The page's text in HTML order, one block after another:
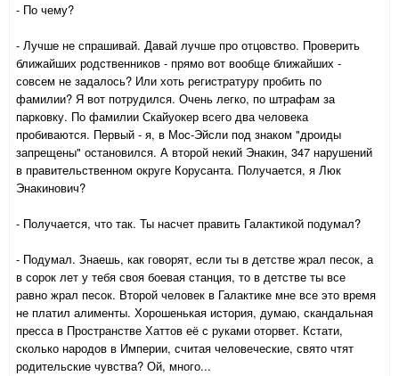
- По чему?
- Лучше не спрашивай. Давай лучше про отцовство. Проверить
ближайших родственников - прямо вот вообще ближайших -
совсем не задалось? Или хоть регистратуру пробить по
фамилии? Я вот потрудился. Очень легко, по штрафам за
парковку. По фамилии Скайуокер всего два человека
пробиваются. Первый - я, в Мос-Эйсли под знаком "дроиды
запрещены" остановился. А второй некий Энакин, 347 нарушений
в правительственном округе Корусанта. Получается, я Люк
Энакинович?
- Получается, что так. Ты насчет править Галактикой подумал?
- Подумал. Знаешь, как говорят, если ты в детстве жрал песок, а
в сорок лет у тебя своя боевая станция, то в детстве ты все
равно жрал песок. Второй человек в Галактике мне все это время
не платил алименты. Хорошенькая история, думаю, скандальная
пресса в Пространстве Хаттов её с руками оторвет. Кстати,
сколько народов в Империи, считая человеческие, свято чтят
родительские чувства? Ой, много...